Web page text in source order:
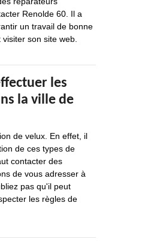
Renolde 60. Il a
un travail de bonne
son site web.
les
la ville de
de velux. En effet, il
de ces types de
contacter des
de vous adresser à
pas qu'il peut
les règles de